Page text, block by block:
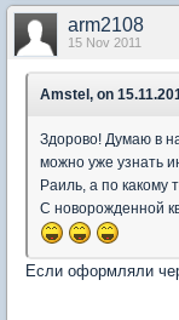
arm2108
15 Nov 2011
Amstel, on
Здорово! Думаю в
можно уже узнать
Раиль, а по какому
С новорожденной
Если оформляли